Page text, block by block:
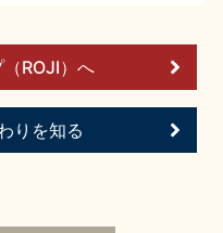
ROJI）へ
りを知る